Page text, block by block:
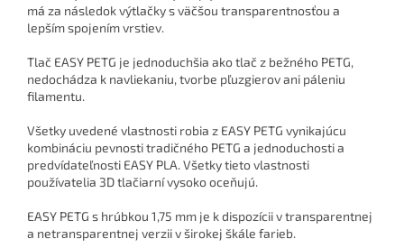
má za následok výtlačky s väčšou transparentnosťou a
lepším spojením vrstiev.
Tlač EASY PETG je jednoduchšia ako tlač z bežného PETG,
nedochádza k navliekaniu, tvorbe pľuzgierov ani páleniu
filamentu.
Všetky uvedené vlastnosti robia z EASY PETG vynikajúcu
kombináciu pevnosti tradičného PETG a jednoduchosti a
predvídateľnosti EASY PLA. Všetky tieto vlastnosti
používatelia 3D tlačiarní vysoko oceňujú.
EASY PETG s hrúbkou 1,75 mm je k dispozícii v transparentnej
a netransparentnej verzii v širokej škále farieb.